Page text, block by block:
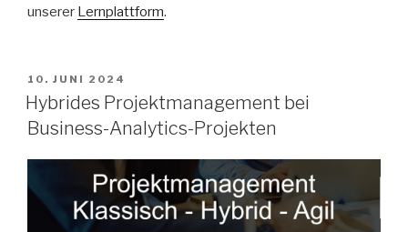
unserer Lernplattform.
VERÖFFENTLICHT
AM
10. JUNI 2024
Hybrides Projektmanagement bei
Business-Analytics-Projekten